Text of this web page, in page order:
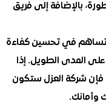
إلى فريق
في تحسين كفاءة
الطويل. إذا
العزل ستكون